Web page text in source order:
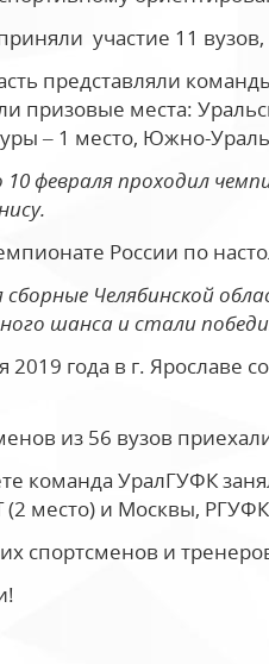
участие 11
представляли
призовые места:
– 1 место, Южно-
10 февраля проходил
России по
сборные Челябинской
шанса и стали
2019 года в г. Ярославе
из 56 вузов
команда УралГУФК
место) и Москвы,
спортсменов и